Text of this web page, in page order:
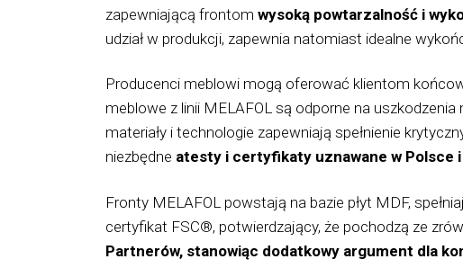
zapewniającą frontom wysoką powtarzalność i
udział w produkcji, zapewnia natomiast idealne
Producenci meblowi mogą oferować klientom
meblowe z linii MELAFOL są odporne na
materiały i technologie zapewniają spełnienie
niezbędne atesty i certyfikaty uznawane w Polsce
Fronty MELAFOL powstają na bazie płyt MDF,
certyfikat FSC®, potwierdzający, że pochodzą ze
Partnerów, stanowiąc dodatkowy argument dla